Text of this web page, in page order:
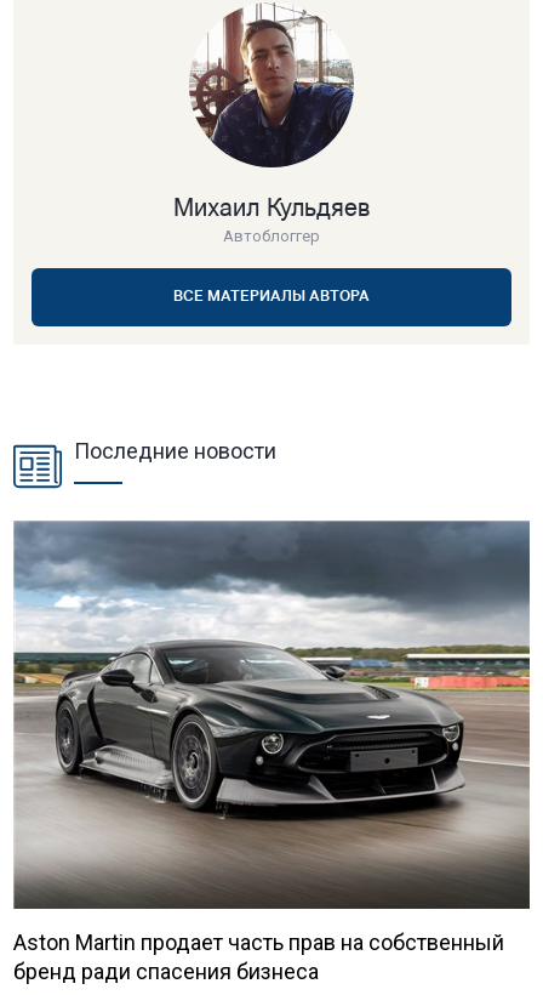
Михаил Кульдяев
Автоблоггер
ВСЕ МАТЕРИАЛЫ АВТОРА
Последние новости
Aston Martin продает часть прав на собственный
бренд ради спасения бизнеса